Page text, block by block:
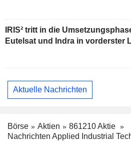
IRIS² tritt in die
Eutelsat und Indra in vorderster
Aktuelle Nachrichten
Börse Aktien
861210 Aktie
Nachrichten Applied Industrial